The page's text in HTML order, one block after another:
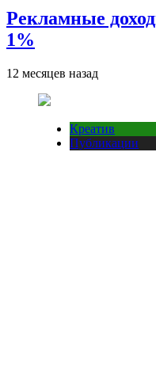
Рекламные
1%
12 месяцев назад
Креатив
Публикации